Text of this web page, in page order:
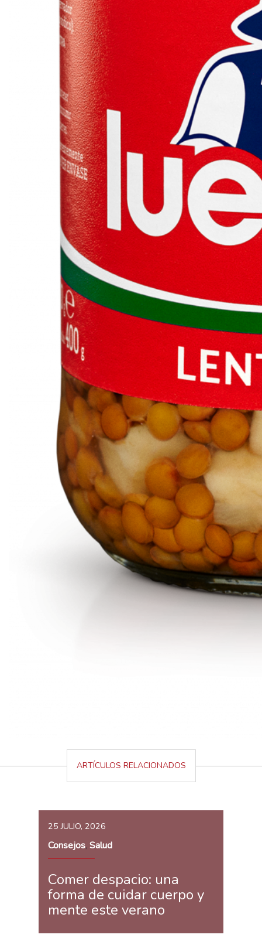
ARTÍCULOS RELACIONADOS
25 JULIO, 2026
Consejos, Salud
Comer despacio: una
forma de cuidar cuerpo y
mente este verano